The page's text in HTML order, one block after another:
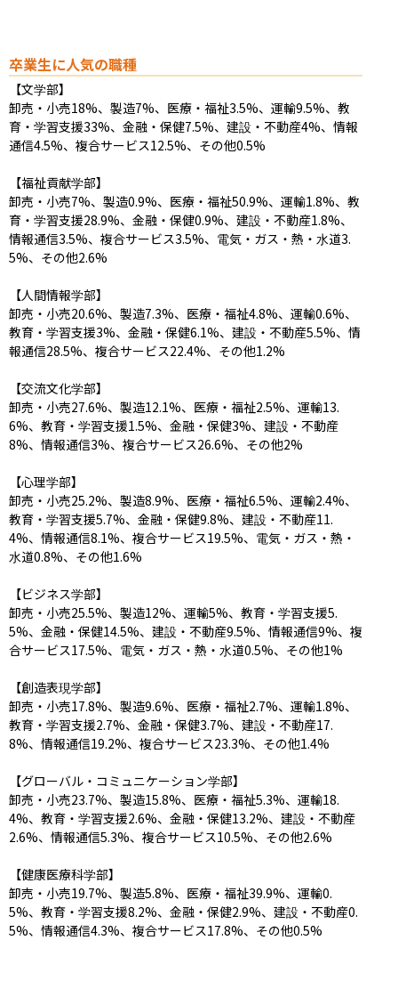
卒業生に人気の職種
【文学部】
卸売・小売18%、製造7%、医療・福祉3.5%、運輸9.5%、教
育・学習支援33%、金融・保健7.5%、建設・不動産4%、情報
通信4.5%、複合サービス12.5%、その他0.5%
【福祉貢献学部】
卸売・小売7%、製造0.9%、医療・福祉50.9%、運輸1.8%、教
育・学習支援28.9%、金融・保健0.9%、建設・不動産1.8%、
情報通信3.5%、複合サービス3.5%、電気・ガス・熱・水道3.
5%、その他2.6%
【人間情報学部】
卸売・小売20.6%、製造7.3%、医療・福祉4.8%、運輸0.6%、
教育・学習支援3%、金融・保健6.1%、建設・不動産5.5%、情
報通信28.5%、複合サービス22.4%、その他1.2%
【交流文化学部】
卸売・小売27.6%、製造12.1%、医療・福祉2.5%、運輸13.
6%、教育・学習支援1.5%、金融・保健3%、建設・不動産
8%、情報通信3%、複合サービス26.6%、その他2%
【心理学部】
卸売・小売25.2%、製造8.9%、医療・福祉6.5%、運輸2.4%、
教育・学習支援5.7%、金融・保健9.8%、建設・不動産11.
4%、情報通信8.1%、複合サービス19.5%、電気・ガス・熱・
水道0.8%、その他1.6%
【ビジネス学部】
卸売・小売25.5%、製造12%、運輸5%、教育・学習支援5.
5%、金融・保健14.5%、建設・不動産9.5%、情報通信9%、複
合サービス17.5%、電気・ガス・熱・水道0.5%、その他1%
【創造表現学部】
卸売・小売17.8%、製造9.6%、医療・福祉2.7%、運輸1.8%、
教育・学習支援2.7%、金融・保健3.7%、建設・不動産17.
8%、情報通信19.2%、複合サービス23.3%、その他1.4%
【グローバル・コミュニケーション学部】
卸売・小売23.7%、製造15.8%、医療・福祉5.3%、運輸18.
4%、教育・学習支援2.6%、金融・保健13.2%、建設・不動産
2.6%、情報通信5.3%、複合サービス10.5%、その他2.6%
【健康医療科学部】
卸売・小売19.7%、製造5.8%、医療・福祉39.9%、運輸0.
5%、教育・学習支援8.2%、金融・保健2.9%、建設・不動産0.
5%、情報通信4.3%、複合サービス17.8%、その他0.5%